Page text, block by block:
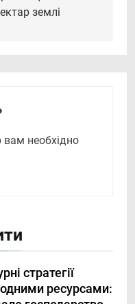
землі
необхідно
стратегії
ресурсами: